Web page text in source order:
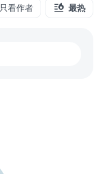
只看作者 最热